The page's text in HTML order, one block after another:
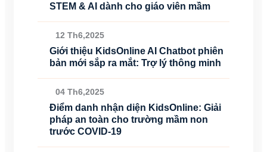
STEM & AI dành cho giáo viên mầm
12 Th6,2025
Giới thiệu KidsOnline AI Chatbot phiên
bản mới sắp ra mắt: Trợ lý thông minh
04 Th6,2025
Điểm danh nhận diện KidsOnline: Giải
pháp an toàn cho trường mầm non
trước COVID-19